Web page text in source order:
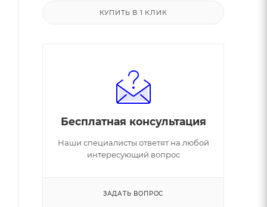
КУПИТЬ В 1 КЛИК
Бесплатная консультация
Наши специалисты ответят на любой
интересующий вопрос
ЗАДАТЬ ВОПРОС